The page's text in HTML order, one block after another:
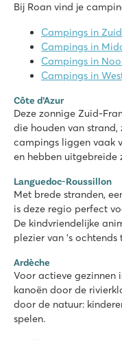
★ ★ ★ ★
Groot
Luxe stacaravans in
Bezoek de
Domaine des Ormes
Domaine des Ormes
Frankrijk - Noord-
★
★
Geweldig binnen en
Veel
Eigen 18 holes
La Chapelle
Frankrijk - Zuid-Frankrijk -
★ ★ ★ ★
Leuke glijbanen én
Bij Roan vind je
Campings in
Campings in
Campings in
Campings in
Côte d’Azur
Deze zonnige Zuid-
die houden van strand,
campings liggen vaak
en hebben uitgebreide
Languedoc-Roussillon
Met brede stranden,
is deze regio perfect
De kindvriendelijke
plezier van 's ochtends
Ardèche
Voor actieve gezinnen
kanoën door de
door de natuur:
spelen.